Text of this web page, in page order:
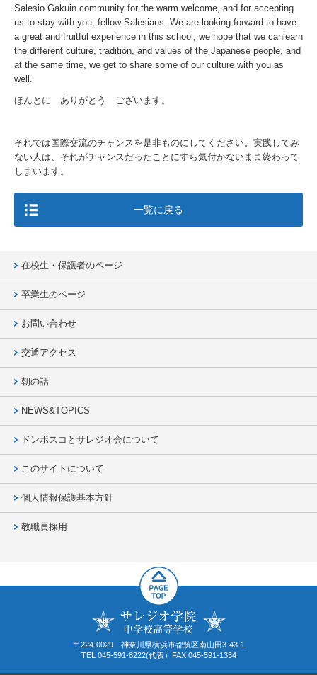
Salesio Gakuin community for the warm welcome, and for accepting
us to stay with you, fellow Salesians. We are looking forward to have
a great and fruitful experience in this school, we hope that we canlearn
the different culture, tradition, and values of the Japanese people, and
at the same time, we get to share some of our culture with you as
well.
ほんとに ありがとう ございます。
それでは国際交流のチャンスを是非ものにしてください。実践してみ
ない人は、それがチャンスだったことにすら気付かないまま終わって
しまいます。
一覧に戻る
在校生・保護者のページ
卒業生のページ
お問い合わせ
交通アクセス
朝の話
NEWS&TOPICS
ドンボスコとサレジオ会について
このサイトについて
個人情報保護基本方針
教職員採用
〒224-0029 神奈川県横浜市都筑区南山田3-43-1
TEL 045-591-8222(代表）FAX 045-591-1334